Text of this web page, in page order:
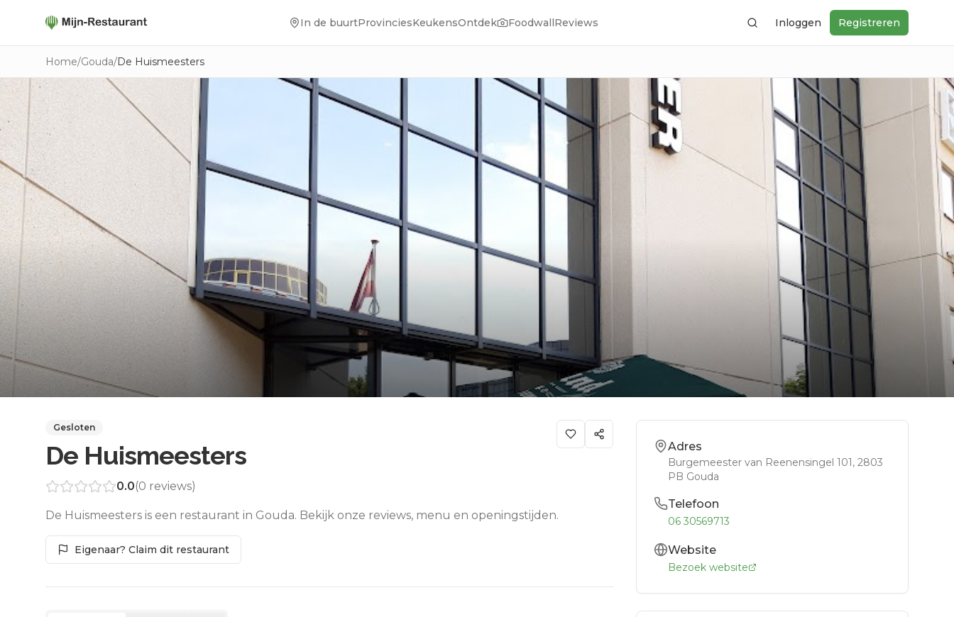
In de buurtProvinciesKeukensOntdek FoodwallReviews ZoekenInloggen Registreren
Home/Gouda/De Huismeesters
Gesloten
De Huismeesters
0.0(0 reviews)
De Huismeesters is een restaurant in Gouda. Bekijk onze reviews, menu en openingstijden.
Eigenaar? Claim dit restaurant
Adres
Burgemeester van Reenensingel 101, 2803
PB Gouda
Telefoon
06 30569713
Website
Bezoek website